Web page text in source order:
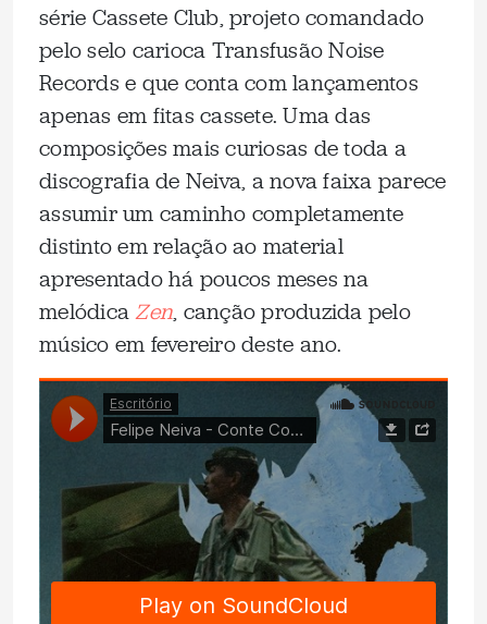
série Cassete Club, projeto comandado
pelo selo carioca Transfusão Noise
Records e que conta com lançamentos
apenas em fitas cassete. Uma das
composições mais curiosas de toda a
discografia de Neiva, a nova faixa parece
assumir um caminho completamente
distinto em relação ao material
apresentado há poucos meses na
melódicaZen, canção produzida pelo
músico em fevereiro deste ano.